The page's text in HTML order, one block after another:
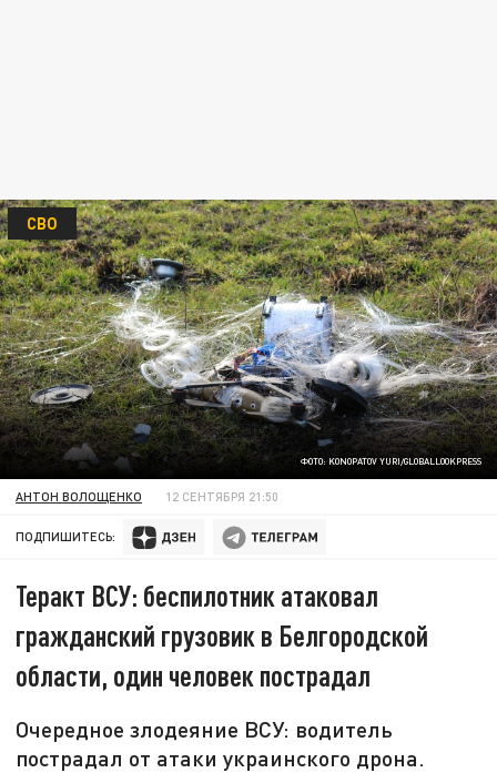
ФОТО: KONOPATOV YURI/GLOBALLOOKPRESS
СВО
АНТОН ВОЛОЩЕНКО 12 СЕНТЯБРЯ 21:50
ПОДПИШИТЕСЬ:
Теракт ВСУ: беспилотник атаковал
гражданский грузовик в Белгородской
области, один человек пострадал
Очередное злодеяние ВСУ: водитель
пострадал от атаки украинского дрона.